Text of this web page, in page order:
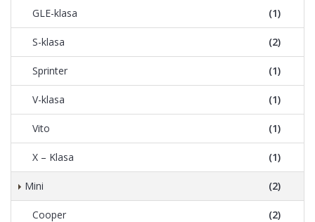
GLE-klasa (1)
S-klasa (2)
Sprinter (1)
V-klasa (1)
Vito (1)
X – Klasa (1)
Mini (2)
Cooper (2)